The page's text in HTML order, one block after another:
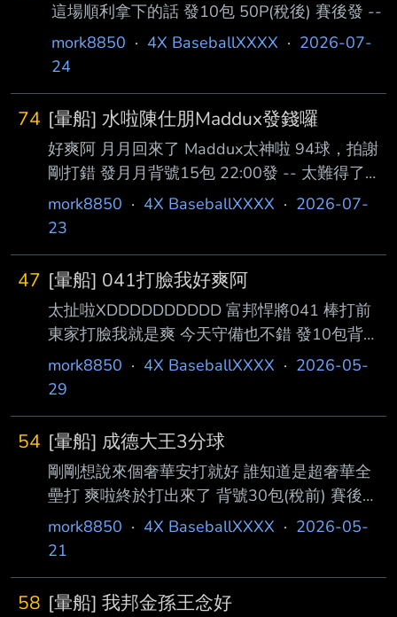
這場順利拿下的話 發10包 50P(稅後) 賽後發 --
mork8850 · 4X BaseballXXXX · 2026-07-
24
74 [暈船] 水啦陳仕朋Maddux發錢囉
好爽阿 月月回來了 Maddux太神啦 94球，拍謝
剛打錯 發月月背號15包 22:00發 -- 太難得了再
加碼5包背號
mork8850 · 4X BaseballXXXX · 2026-07-
23
47 [暈船] 041打臉我好爽阿
太扯啦XDDDDDDDDDD 富邦悍將041 棒打前
東家打臉我就是爽 今天守備也不錯 發10包背號
賽後發 --
mork8850 · 4X BaseballXXXX · 2026-05-
29
54 [暈船] 成德大王3分球
剛剛想說來個奢華安打就好 誰知道是超奢華全
壘打 爽啦終於打出來了 背號30包(稅前) 賽後發
-- 作者 nybbnan (毫無感情全是技巧) 看板
BaseballXXXX 標題 [閒聊] 桃園天氣 時間 Fri
mork8850 · 4X BaseballXXXX · 2026-05-
21
58 [暈船] 我邦金孫王念好